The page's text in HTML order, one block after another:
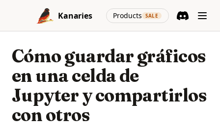
Skip to content
Kanaries
Products SALE
(opens in a
Cómo guardar gráficos
en una celda de
Jupyter y compartirlos
con otros